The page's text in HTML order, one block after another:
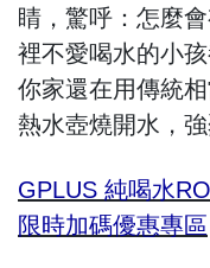
睛，驚呼：怎麼
裡不愛喝水的小
你家還在用傳統
熱水壺燒開水，強
GPLUS 純喝水
限時加碼優惠專區